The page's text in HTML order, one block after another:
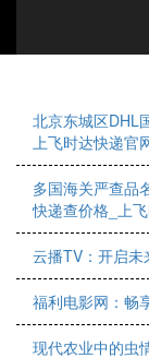
北京东城区DHL
上飞时达快递官
多国海关严查品
快递查价格_上
云播TV：开启
福利电影网：畅
现代农业中的虫